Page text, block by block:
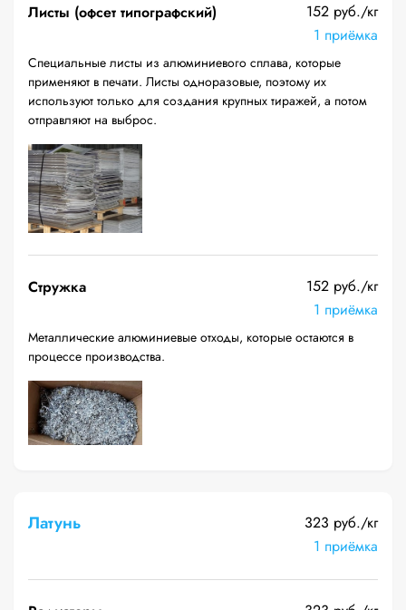
Листы (офсет типографский)
152 руб./кг
1 приёмка
Специальные листы из алюминиевого сплава, которые
применяют в печати. Листы одноразовые, поэтому их
используют только для создания крупных тиражей, а потом
отправляют на выброс.
Стружка
152 руб./кг
1 приёмка
Металлические алюминиевые отходы, которые остаются в
процессе производства.
Латунь
323 руб./кг
1 приёмка